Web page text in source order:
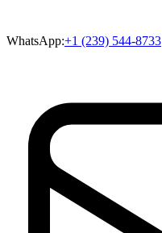
WhatsApp:+1 (239) 544-8733